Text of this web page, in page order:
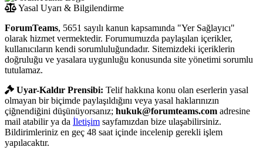
Yasal Uyarı & Bilgilendirme
ForumTeams, 5651 sayılı kanun kapsamında "Yer Sağlayıcı"
olarak hizmet vermektedir. Forumumuzda paylaşılan içerikler,
kullanıcıların kendi sorumluluğundadır. Sitemizdeki içeriklerin
doğruluğu ve yasalara uygunluğu konusunda site yönetimi sorumlu
tutulamaz.
Uyar-Kaldır Prensibi: Telif hakkına konu olan eserlerin yasal
olmayan bir biçimde paylaşıldığını veya yasal haklarınızın
çiğnendiğini düşünüyorsanız; hukuk@forumteams.com adresine
mail atabilir ya da İletişim sayfamızdan bize ulaşabilirsiniz.
Bildirimleriniz en geç 48 saat içinde incelenip gerekli işlem
yapılacaktır.